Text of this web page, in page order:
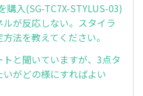
購入(SG-TC7X-STYLUS-03)
ルが反応しない。スタイラ
法を教えてください。
と聞いていますが、3点タ
がどの様にすればよい